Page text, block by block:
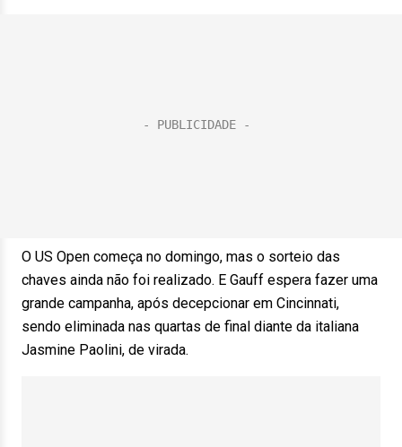
O US Open começa no domingo, mas o sorteio das
chaves ainda não foi realizado. E Gauff espera fazer uma
grande campanha, após decepcionar em Cincinnati,
sendo eliminada nas quartas de final diante da italiana
Jasmine Paolini, de virada.